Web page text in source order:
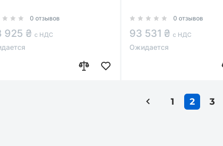
0 отзывов
925 ₴ с НДС
0 отзывов
93 531 ₴ с НДС
Ожидается
1 2 3